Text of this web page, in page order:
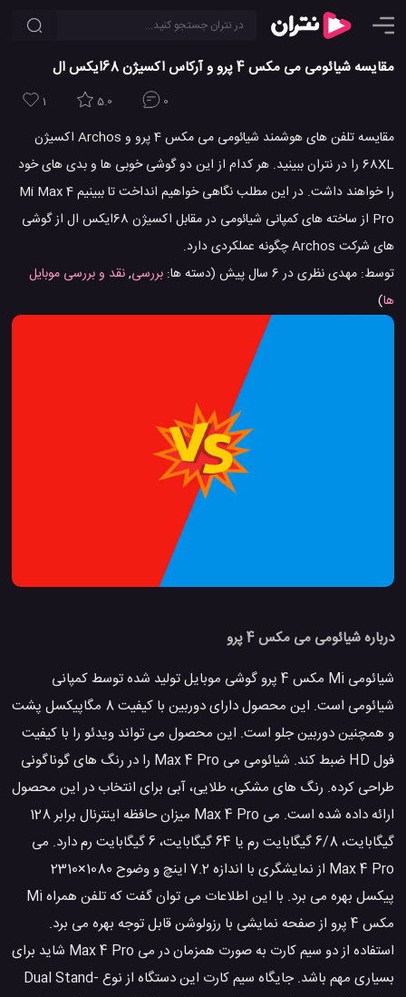
مقایسه شیائومی می مکس 4 پرو و آرکاس اکسیژن 68ایکس ال
1 5.0 0
مقایسه تلفن های هوشمند شیائومی می مکس 4 پرو و Archos اکسیژن
68XL را در نتران ببینید. هر کدام از این دو گوشی خوبی ها و بدی های خود
را خواهند داشت. در این مطلب نگاهی خواهیم انداخت تا ببینیم Mi Max 4
Pro از ساخته های کمپانی شیائومی در مقابل اکسیژن 68ایکس ال از گوشی
های شرکت Archos چگونه عملکردی دارد.
توسط: مهدی نظریدر6 سال پیش (دسته ها: بررسی,نقد و بررسی موبایل
ها)
درباره شیائومی می مکس 4 پرو
شیائومی Mi مکس 4 پرو گوشی موبایل تولید شده توسط کمپانی
شیائومی است. این محصول دارای دوربین با کیفیت 8 مگاپیکسل پشت
و همچنین دوربین جلو است. این محصول می تواند ویدئو را با کیفیت
فول HD ضبط کند. شیائومی می Max 4 Pro را در رنگ های گوناگونی
طراحی کرده. رنگ های مشکی، طلایی، آبی برای انتخاب در این محصول
ارائه داده شده است. می Max 4 Pro میزان حافظه اینترنال برابر 128
گیگابایت، 6/8 گیگابایت رم یا 64 گیگابایت، 6 گیگابایت رم دارد. می
Max 4 Pro از نمایشگری با اندازه 7.2 اینچ و وضوح 1080×2310
پیکسل بهره می برد. با این اطلاعات می توان گفت که تلفن همراه Mi
مکس 4 پرو از صفحه نمایشی با رزولوشن قابل توجه بهره می برد.
استفاده از دو سیم کارت به صورت همزمان در می Max 4 Pro شاید برای
بسیاری مهم باشد. جایگاه سیم کارت این دستگاه از نوع Dual Stand-